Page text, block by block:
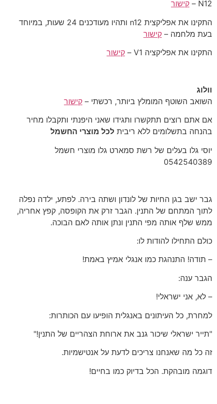
N12 –
קישור
התקינו את אפליקצית n12 ותהיו מעודכנים 24 שעות, במיוחד
בעת מלחמה – קישור
התקינו את אפליקציה V1 –
קישור
וולוג
קישור
אם אתם רוצים תתקשרו ותגידו שאני היפנתי ותקבלו מחיר
בהנחה בתשלומים ללא ריבית לכל מוצרי החשמל
יוסי גלו בעלים של רשת סמארט גלו מוצרי חשמל
‎0542540389‎
גבר ישב בגן החיות של לונדון ושתה בירה. לפתע, ילדה נפלה
לתוך המתחם של התנין. הגבר זרק את הקופסה, קפץ אחריה,
ממש שלף אותה מפי התנין ונתן אותה לאם הבוכה.
כולם התחילו להודות לו:
– תודה! התנהגת כמו אנגלי אמיץ באמת!
הגבר ענה:
– לא, אני ישראלי!
למחרת, כל העיתונים באנגלית הופיעו עם הכותרות:
"תייר ישראלי שיכור גנב את ארוחת הצהריים של התנין!"
זה כל מה שאנחנו צריכים לדעת על אנטישמיות.
דוגמה מובהקת. הכל בדיוק כמו בחיים!